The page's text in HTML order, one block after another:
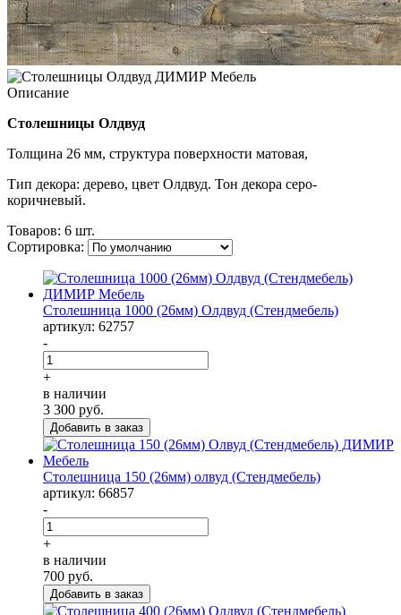
Описание
Столешницы Олдвуд
Толщина 26 мм, структура поверхности матовая,
Тип декора: дерево, цвет Олдвуд. Тон декора серо-
коричневый.
Товаров: 6 шт.
Сортировка:
Столешница 1000 (26мм) Олдвуд (Стендмебель)
артикул: 62757
-
+
в наличии
3 300 руб.
Столешница 150 (26мм) олвуд (Стендмебель)
артикул: 66857
-
+
в наличии
700 руб.